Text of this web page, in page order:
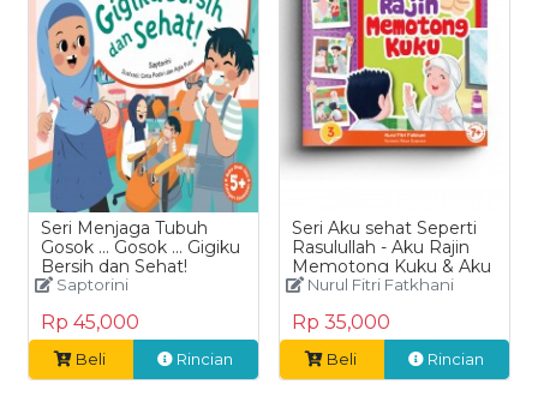
Seri Menjaga Tubuh
Gosok ... Gosok ... Gigiku
Bersih dan Sehat!
Saptorini
Rp 45,000
Beli Rincian
Seri Aku sehat Seperti
Rasulullah - Aku Rajin
Memotong Kuku & Aku
Rajin Menggosok Gigi
Nurul Fitri Fatkhani
Rp 35,000
Beli Rincian